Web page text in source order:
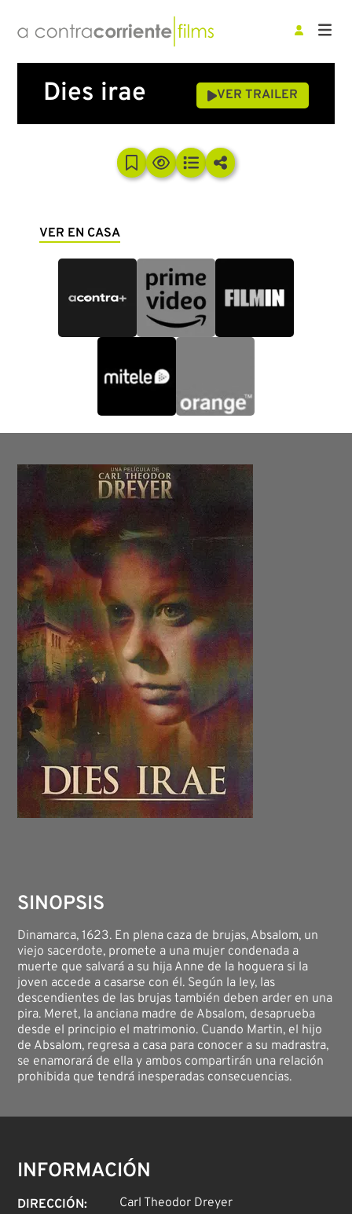
Dies irae VER TRAILER
VER EN CASA
SINOPSIS
Dinamarca, 1623. En plena caza de brujas, Absalom, un
viejo sacerdote, promete a una mujer condenada a
muerte que salvará a su hija Anne de la hoguera si la
joven accede a casarse con él. Según la ley, las
descendientes de las brujas también deben arder en una
pira. Meret, la anciana madre de Absalom, desaprueba
desde el principio el matrimonio. Cuando Martin, el hijo
de Absalom, regresa a casa para conocer a su madrastra,
se enamorará de ella y ambos compartirán una relación
prohibida que tendrá inesperadas consecuencias.
INFORMACIÓN
DIRECCIÓN:
Carl Theodor Dreyer